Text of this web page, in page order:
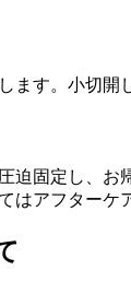
ます。小切開
迫固定し、お
はアフターケ